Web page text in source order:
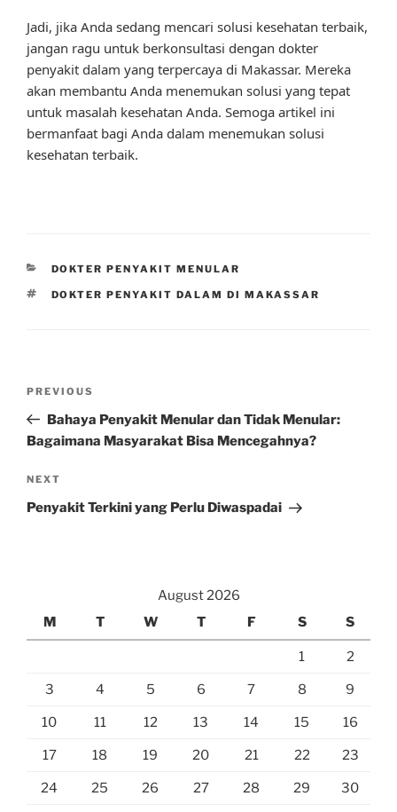
Jadi, jika Anda sedang mencari solusi kesehatan terbaik,
jangan ragu untuk berkonsultasi dengan dokter
penyakit dalam yang terpercaya di Makassar. Mereka
akan membantu Anda menemukan solusi yang tepat
untuk masalah kesehatan Anda. Semoga artikel ini
bermanfaat bagi Anda dalam menemukan solusi
kesehatan terbaik.
CATEGORIES
DOKTER PENYAKIT MENULAR
TAGS
DOKTER PENYAKIT DALAM DI MAKASSAR
Previous
Post
PREVIOUS
Bahaya Penyakit Menular dan Tidak Menular:
Bagaimana Masyarakat Bisa Mencegahnya?
Next
Post
NEXT
Penyakit Terkini yang Perlu Diwaspadai
August 2026
M
T W T F S S
1 2
3 4 5 6 7 8 9
10 11 12 13 14 15 16
17 18 19 20 21 22 23
24 25 26 27 28 29 30